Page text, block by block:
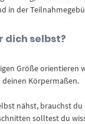
in der
dich selbst?
Größe orientieren
Körpermaßen.
nähst, brauchst du
solltest du